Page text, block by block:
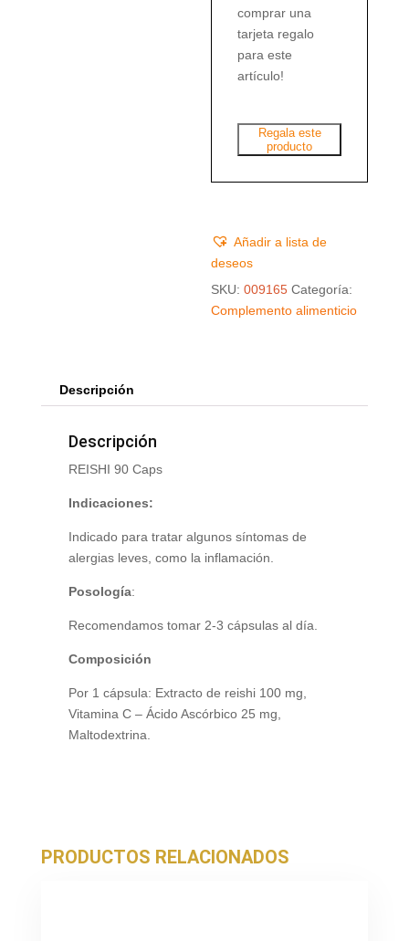
comprar una
tarjeta regalo
para este
artículo!
Regala este
producto
Añadir a lista de
deseos
SKU:009165 Categoría:
Complemento alimenticio
Descripción
Descripción
REISHI 90 Caps
Indicaciones:
Indicado para tratar algunos síntomas de
alergias leves, como la inflamación.
Posología:
Recomendamos tomar 2-3 cápsulas al día.
Composición
Por 1 cápsula: Extracto de reishi 100 mg,
Vitamina C – Ácido Ascórbico 25 mg,
Maltodextrina.
PRODUCTOS RELACIONADOS